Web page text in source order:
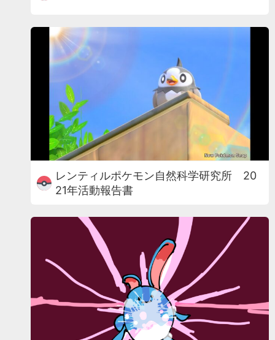
レンティルポケモン自然科学研究所 20
21年活動報告書